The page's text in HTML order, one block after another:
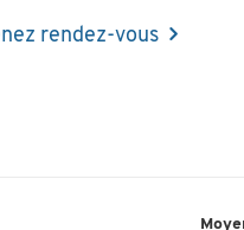
rendez-vous